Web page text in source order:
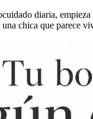
diaria,
chica que parece